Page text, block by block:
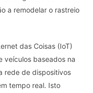
a remodelar o rastreio
das Coisas (IoT)
veículos baseados na
rede de dispositivos
tempo real. Isto